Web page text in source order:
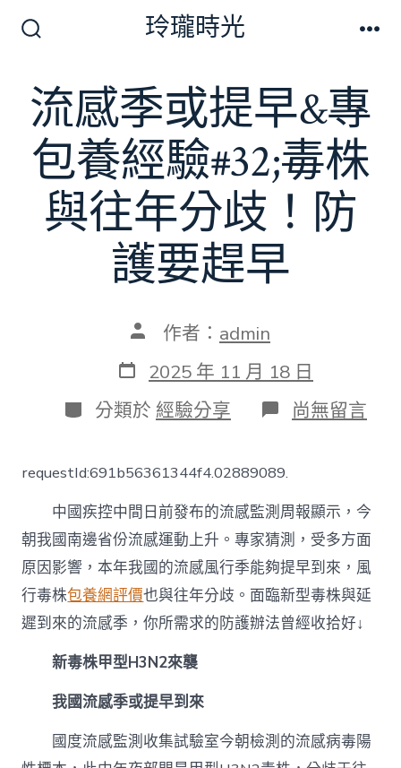
切
換
開
關
玲瓏時光
流感季或提早&專
包養經驗#32;毒株
與往年分歧！防
護要趕早
文
作
者
作者： admin
發
表
日
期
2025 年 11 月 18 日
分
類
分類於 經驗分享 在
〈流
提
早
&
專
包
養
經
驗
年
分
尚無留言
requestId:691b56361344f4.02889089.
中國疾控中間日前發布的流感監測周報顯示，今
朝我國南邊省份流感運動上升。專家猜測，受多方面
原因影響，本年我國的流感風行季能夠提早到來，風
行毒株包養網評價也與往年分歧。面臨新型毒株與延
遲到來的流感季，你所需求的防護辦法曾經收拾好↓
新毒株甲型H3N2來襲
我國流感季或提早到來
國度流感監測收集試驗室今朝檢測的流感病毒陽